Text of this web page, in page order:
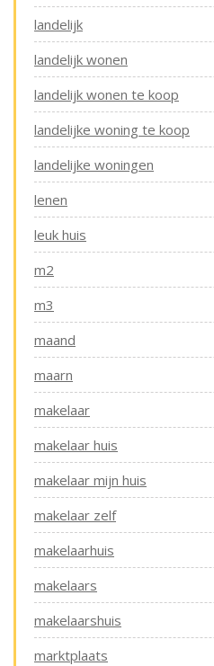
landelijk
landelijk wonen
landelijk wonen te koop
landelijke woning te koop
landelijke woningen
lenen
leuk huis
m2
m3
maand
maarn
makelaar
makelaar huis
makelaar mijn huis
makelaar zelf
makelaarhuis
makelaars
makelaarshuis
marktplaats